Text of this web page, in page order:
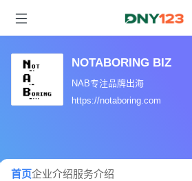
NOTABORING BIZ
NAB专注品牌出海
https://notaboring.com
首页企业介绍服务介绍